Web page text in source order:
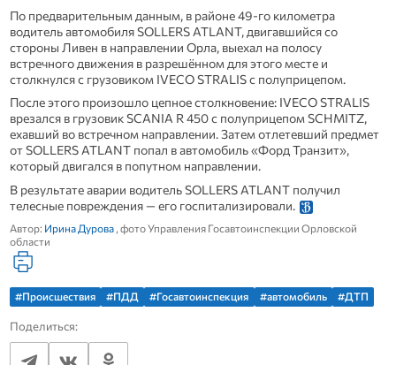
По предварительным данным, в районе 49‑го километра
водитель автомобиля SOLLERS ATLANT, двигавшийся со
стороны Ливен в направлении Орла, выехал на полосу
встречного движения в разрешённом для этого месте и
столкнулся с грузовиком IVECO STRALIS с полуприцепом.
После этого произошло цепное столкновение: IVECO STRALIS
врезался в грузовик SCANIA R 450 с полуприцепом SCHMITZ,
ехавший во встречном направлении. Затем отлетевший предмет
от SOLLERS ATLANT попал в автомобиль «Форд Транзит»,
который двигался в попутном направлении.
В результате аварии водитель SOLLERS ATLANT получил
телесные повреждения — его госпитализировали.
Автор: Ирина Дурова, фото Управления Госавтоинспекции Орловской
области
#Происшествия #ПДД #Госавтоинспекция #автомобиль #ДТП
Поделиться: